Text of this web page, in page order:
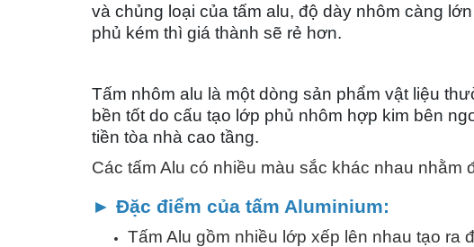
và chủng loại của tấm alu, độ dày nhôm càng
phủ kém thì giá thành sẽ rẻ hơn.
Tấm nhôm alu là một dòng sản phẩm vật liệu
bền tốt do cấu tạo lớp phủ nhôm hợp kim bên
tiền tòa nhà cao tầng.
Các tấm Alu có nhiều màu sắc khác nhau
► Đặc điểm của tấm Aluminium:
Tấm Alu gồm nhiều lớp xếp lên nhau tạo ra